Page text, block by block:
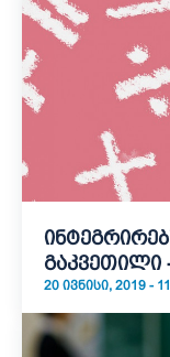
გაკვეთილი
20 ᲘᲕᲜᲘᲡᲘ, 2019 -